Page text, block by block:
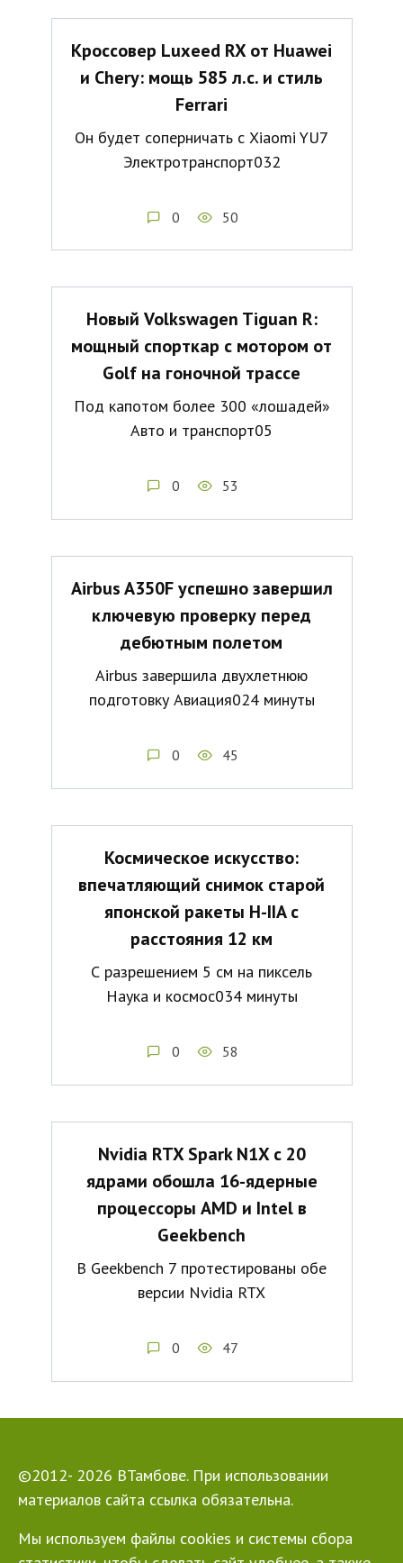
Кроссовер Luxeed RX от Huawei
и Chery: мощь 585 л.с. и стиль
Ferrari
Он будет соперничать с Xiaomi YU7
Электротранспорт032
0 50
Новый Volkswagen Tiguan R:
мощный спорткар с мотором от
Golf на гоночной трассе
Под капотом более 300 «лошадей»
Авто и транспорт05
0 53
Airbus A350F успешно завершил
ключевую проверку перед
дебютным полетом
Airbus завершила двухлетнюю
подготовку Авиация024 минуты
0 45
Космическое искусство:
впечатляющий снимок старой
японской ракеты H-IIA с
расстояния 12 км
С разрешением 5 см на пиксель
Наука и космос034 минуты
0 58
Nvidia RTX Spark N1X с 20
ядрами обошла 16-ядерные
процессоры AMD и Intel в
Geekbench
В Geekbench 7 протестированы обе
версии Nvidia RTX
0 47
©2012- 2026 ВТамбове. При использовании
материалов сайта ссылка обязательна.
Мы используем файлы cookies и системы сбора